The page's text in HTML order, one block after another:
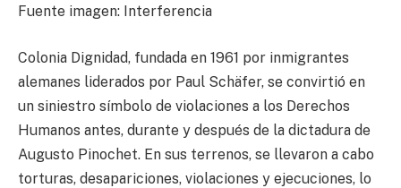
Fuente imagen: Interferencia
Colonia Dignidad, fundada en 1961 por inmigrantes
alemanes liderados por Paul Schäfer, se convirtió en
un siniestro símbolo de violaciones a los Derechos
Humanos antes, durante y después de la dictadura de
Augusto Pinochet. En sus terrenos, se llevaron a cabo
torturas, desapariciones, violaciones y ejecuciones, lo